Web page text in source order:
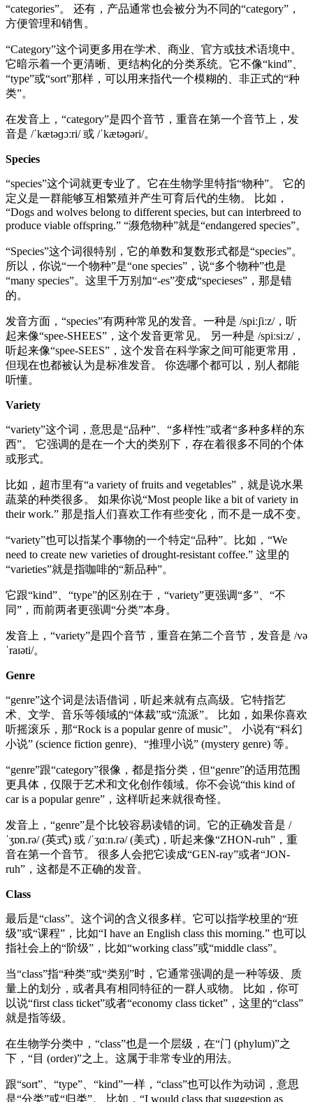
“categories”。 还有，产品通常也会被分为不同的“category”，
方便管理和销售。
“Category”这个词更多用在学术、商业、官方或技术语境中。
它暗示着一个更清晰、更结构化的分类系统。它不像“kind”、
“type”或“sort”那样，可以用来指代一个模糊的、非正式的“种
类”。
在发音上，“category”是四个音节，重音在第一个音节上，发
音是 /ˈkætəɡɔːri/ 或 /ˈkætəɡəri/。
Species
“species”这个词就更专业了。它在生物学里特指“物种”。 它的
定义是一群能够互相繁殖并产生可育后代的生物。 比如，
“Dogs and wolves belong to different species, but can interbreed to
produce viable offspring.” “濒危物种”就是“endangered species”。
“Species”这个词很特别，它的单数和复数形式都是“species”。
所以，你说“一个物种”是“one species”，说“多个物种”也是
“many species”。这里千万别加“-es”变成“specieses”，那是错
的。
发音方面，“species”有两种常见的发音。一种是 /spiːʃiːz/，听
起来像“spee-SHEES”，这个发音更常见。 另一种是 /spiːsiːz/，
听起来像“spee-SEES”，这个发音在科学家之间可能更常用，
但现在也都被认为是标准发音。 你选哪个都可以，别人都能
听懂。
Variety
“variety”这个词，意思是“品种”、“多样性”或者“多种多样的东
西”。 它强调的是在一个大的类别下，存在着很多不同的个体
或形式。
比如，超市里有“a variety of fruits and vegetables”，就是说水果
蔬菜的种类很多。 如果你说“Most people like a bit of variety in
their work.” 那是指人们喜欢工作有些变化，而不是一成不变。
“variety”也可以指某个事物的一个特定“品种”。比如，“We
need to create new varieties of drought-resistant coffee.” 这里的
“varieties”就是指咖啡的“新品种”。
它跟“kind”、“type”的区别在于，“variety”更强调“多”、“不
同”，而前两者更强调“分类”本身。
发音上，“variety”是四个音节，重音在第二个音节，发音是 /və
ˈraɪəti/。
Genre
“genre”这个词是法语借词，听起来就有点高级。它特指艺
术、文学、音乐等领域的“体裁”或“流派”。 比如，如果你喜欢
听摇滚乐，那“Rock is a popular genre of music”。 小说有“科幻
小说” (science fiction genre)、“推理小说” (mystery genre) 等。
“genre”跟“category”很像，都是指分类，但“genre”的适用范围
更具体，仅限于艺术和文化创作领域。你不会说“this kind of
car is a popular genre”，这样听起来就很奇怪。
发音上，“genre”是个比较容易读错的词。它的正确发音是 /
ˈʒɒn.rə/ (英式) 或 /ˈʒɑːn.rə/ (美式)，听起来像“ZHON-ruh”，重
音在第一个音节。 很多人会把它读成“GEN-ray”或者“JON-
ruh”，这都是不正确的发音。
Class
最后是“class”。这个词的含义很多样。它可以指学校里的“班
级”或“课程”，比如“I have an English class this morning.” 也可以
指社会上的“阶级”，比如“working class”或“middle class”。
当“class”指“种类”或“类别”时，它通常强调的是一种等级、质
量上的划分，或者具有相同特征的一群人或物。 比如，你可
以说“first class ticket”或者“economy class ticket”，这里的“class”
就是指等级。
在生物学分类中，“class”也是一个层级，在“门 (phylum)”之
下，“目 (order)”之上。这属于非常专业的用法。
跟“sort”、“type”、“kind”一样，“class”也可以作为动词，意思
是“分类”或“归类”。 比如，“I would class that suggestion as